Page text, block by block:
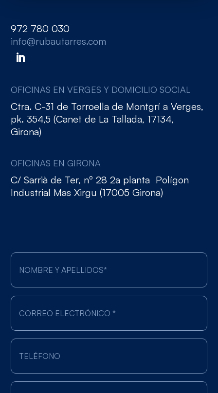
972 780 030
info@rubautarres.com
OFICINAS EN VERGES Y DOMICILIO SOCIAL
Ctra. C-31 de Torroella de Montgrí a Verges,
pk. 354,5 (Canet de La Tallada, 17134,
Girona)
OFICINAS EN GIRONA
C/ Sarrià de Ter, nº 28 2a planta Polígon
Industrial Mas Xirgu (17005 Girona)